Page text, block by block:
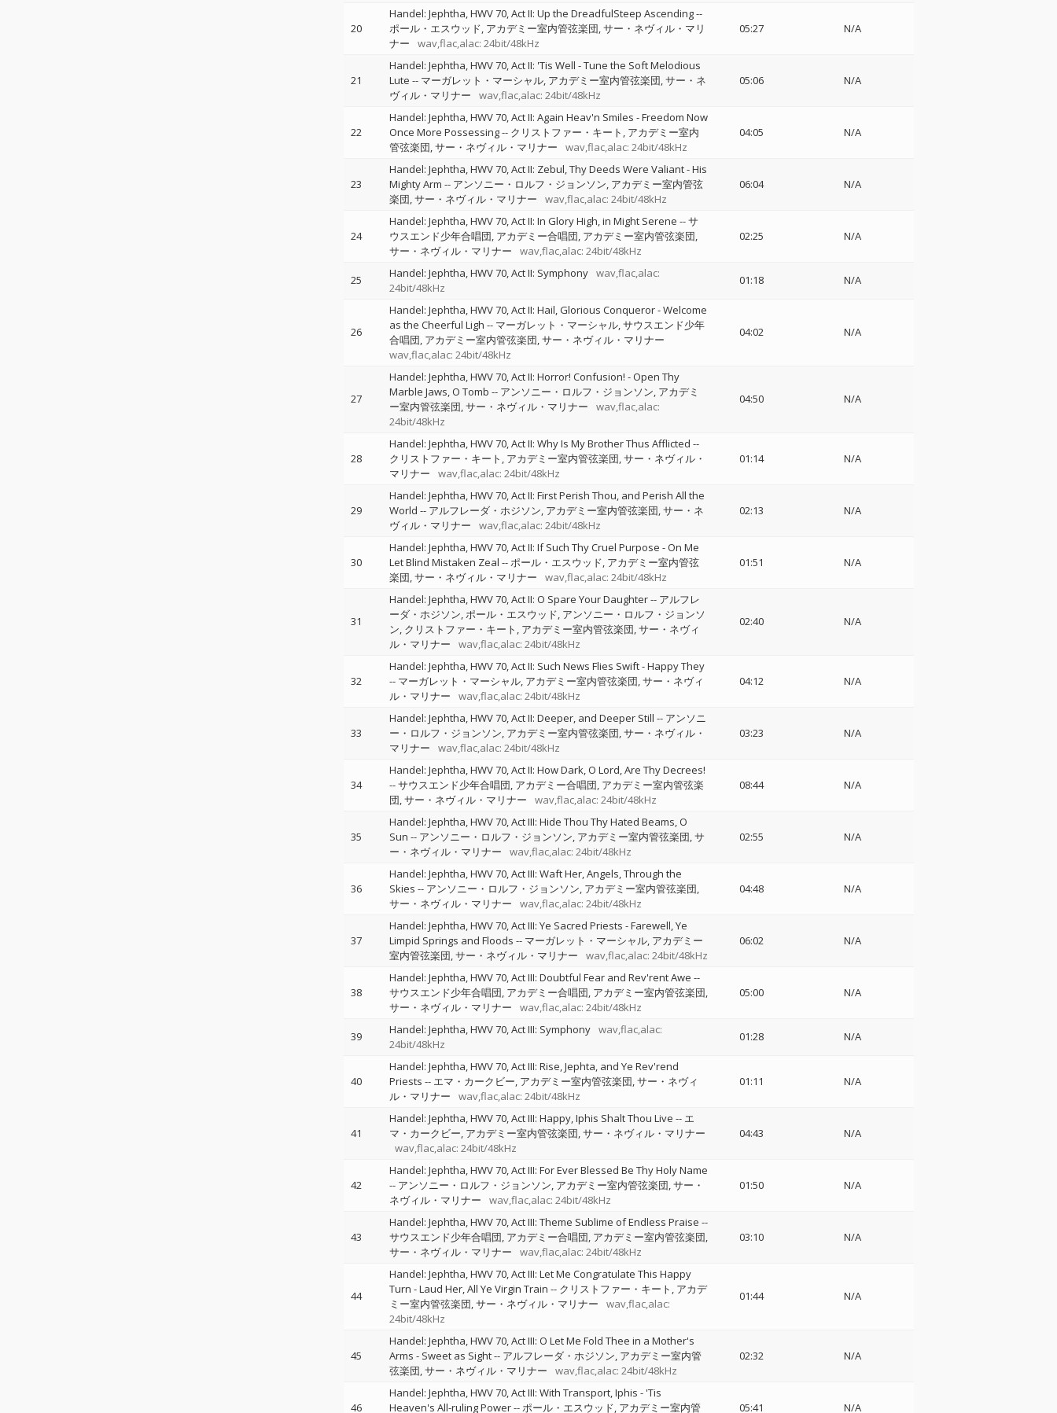
20
Handel: Jephtha, HWV 70, Act II: Up the DreadfulSteep Ascending--
ポール・エスウッド アカデミー室内管弦楽団 サー・ネヴィル・マリ
ナー
wav,flac,alac: 24bit/48kHz
05:27 N/A
21
Handel: Jephtha, HWV 70, Act II: 'Tis Well - Tune the Soft Melodious
Lute -- マーガレット・マーシャル アカデミー室内管弦楽団 サー・ネ
ヴィル・マリナー
wav,flac,alac: 24bit/48kHz
05:06 N/A
22
Handel: Jephtha, HWV 70, Act II: Again Heav'n Smiles - Freedom Now
Once More Possessing-- クリストファー・キート アカデミー室内
管弦楽団 サー・ネヴィル・マリナー wav,flac,alac: 24bit/48kHz
04:05 N/A
23
Handel: Jephtha, HWV 70, Act II: Zebul, Thy Deeds Were Valiant - His
Mighty Arm -- アンソニー・ロルフ・ジョンソン アカデミー室内管弦
楽団 サー・ネヴィル・マリナー wav,flac,alac: 24bit/48kHz
06:04 N/A
24
Handel: Jephtha, HWV 70, Act II: In Glory High, in Might Serene --サ
ウスエンド少年合唱団 アカデミー合唱団 アカデミー室内管弦楽団
サー・ネヴィル・マリナー
wav,flac,alac: 24bit/48kHz
02:25 N/A
25 Handel: Jephtha, HWV 70, Act II: Symphony wav,flac,alac:
24bit/48kHz
01:18 N/A
26
Handel: Jephtha, HWV 70, Act II: Hail, Glorious Conqueror - Welcome
as the Cheerful Ligh -- マーガレット・マーシャル サウスエンド少年
合唱団 アカデミー室内管弦楽団 サー・ネヴィル・マリナー
wav,flac,alac: 24bit/48kHz
04:02 N/A
27
Handel: Jephtha, HWV 70, Act II: Horror! Confusion! - Open Thy
Marble Jaws, O Tomb -- アンソニー・ロルフ・ジョンソン アカデミ
ー室内管弦楽団 サー・ネヴィル・マリナー
wav,flac,alac:
24bit/48kHz
04:50 N/A
28
Handel: Jephtha, HWV 70, Act II: Why Is My Brother Thus Afflicted --
クリストファー・キート アカデミー室内管弦楽団 サー・ネヴィル・
マリナー
wav,flac,alac: 24bit/48kHz
01:14 N/A
29
Handel: Jephtha, HWV 70, Act II: First Perish Thou, and Perish All the
World -- アルフレーダ・ホジソン アカデミー室内管弦楽団 サー・ネ
ヴィル・マリナー
wav,flac,alac: 24bit/48kHz
02:13 N/A
30
Handel: Jephtha, HWV 70, Act II: If Such Thy Cruel Purpose - On Me
Let Blind Mistaken Zeal --ポール・エスウッド アカデミー室内管弦
楽団 サー・ネヴィル・マリナー wav,flac,alac: 24bit/48kHz
01:51 N/A
31
Handel: Jephtha, HWV 70, Act II: O Spare Your Daughter-- アルフレ
ーダ・ホジソン ポール・エスウッド アンソニー・ロルフ・ジョンソ
ン クリストファー・キート アカデミー室内管弦楽団 サー・ネヴィ
ル・マリナー
wav,flac,alac: 24bit/48kHz
02:40 N/A
32
Handel: Jephtha, HWV 70, Act II: Such News Flies Swift - Happy They
-- マーガレット・マーシャル アカデミー室内管弦楽団 サー・ネヴィ
ル・マリナー
wav,flac,alac: 24bit/48kHz
04:12 N/A
33
Handel: Jephtha, HWV 70, Act II: Deeper, and Deeper Still -- アンソニ
ー・ロルフ・ジョンソン アカデミー室内管弦楽団 サー・ネヴィル・
マリナー
wav,flac,alac: 24bit/48kHz
03:23 N/A
34
Handel: Jephtha, HWV 70, Act II: How Dark, O Lord, Are Thy Decrees!
--サウスエンド少年合唱団 アカデミー合唱団 アカデミー室内管弦楽
団 サー・ネヴィル・マリナー wav,flac,alac: 24bit/48kHz
08:44 N/A
35
Handel: Jephtha, HWV 70, Act III: Hide Thou Thy Hated Beams, O
Sun -- アンソニー・ロルフ・ジョンソン アカデミー室内管弦楽団 サ
ー・ネヴィル・マリナー
wav,flac,alac: 24bit/48kHz
02:55 N/A
36
Handel: Jephtha, HWV 70, Act III: Waft Her, Angels, Through the
Skies -- アンソニー・ロルフ・ジョンソン アカデミー室内管弦楽団
サー・ネヴィル・マリナー
wav,flac,alac: 24bit/48kHz
04:48 N/A
37
Handel: Jephtha, HWV 70, Act III: Ye Sacred Priests - Farewell, Ye
Limpid Springs and Floods -- マーガレット・マーシャル アカデミー
室内管弦楽団 サー・ネヴィル・マリナー wav,flac,alac: 24bit/48kHz
06:02 N/A
38
Handel: Jephtha, HWV 70, Act III: Doubtful Fear and Rev'rent Awe --
サウスエンド少年合唱団 アカデミー合唱団 アカデミー室内管弦楽団
サー・ネヴィル・マリナー
wav,flac,alac: 24bit/48kHz
05:00 N/A
39 Handel: Jephtha, HWV 70, Act III: Symphony wav,flac,alac:
24bit/48kHz
01:28 N/A
40
Handel: Jephtha, HWV 70, Act III: Rise, Jephta, and Ye Rev'rend
Priests -- エマ・カークビー アカデミー室内管弦楽団 サー・ネヴィ
ル・マリナー
wav,flac,alac: 24bit/48kHz
01:11 N/A
41
Handel: Jephtha, HWV 70, Act III: Happy, Iphis Shalt Thou Live -- エ
マ・カークビー アカデミー室内管弦楽団 サー・ネヴィル・マリナー
wav,flac,alac: 24bit/48kHz
04:43 N/A
42
Handel: Jephtha, HWV 70, Act III: For Ever Blessed Be Thy Holy Name
-- アンソニー・ロルフ・ジョンソン アカデミー室内管弦楽団 サー・
ネヴィル・マリナー
wav,flac,alac: 24bit/48kHz
01:50 N/A
43
Handel: Jephtha, HWV 70, Act III: Theme Sublime of Endless Praise --
サウスエンド少年合唱団 アカデミー合唱団 アカデミー室内管弦楽団
サー・ネヴィル・マリナー
wav,flac,alac: 24bit/48kHz
03:10 N/A
44
Handel: Jephtha, HWV 70, Act III: Let Me Congratulate This Happy
Turn - Laud Her, All Ye Virgin Train -- クリストファー・キート アカデ
ミー室内管弦楽団 サー・ネヴィル・マリナー
wav,flac,alac:
24bit/48kHz
01:44 N/A
45
Handel: Jephtha, HWV 70, Act III: O Let Me Fold Thee in a Mother's
Arms - Sweet as Sight-- アルフレーダ・ホジソン アカデミー室内管
弦楽団 サー・ネヴィル・マリナー wav,flac,alac: 24bit/48kHz
02:32 N/A
46
Handel: Jephtha, HWV 70, Act III: With Transport, Iphis - 'Tis
Heaven's All-ruling Power--ポール・エスウッド アカデミー室内管 05:41 N/A